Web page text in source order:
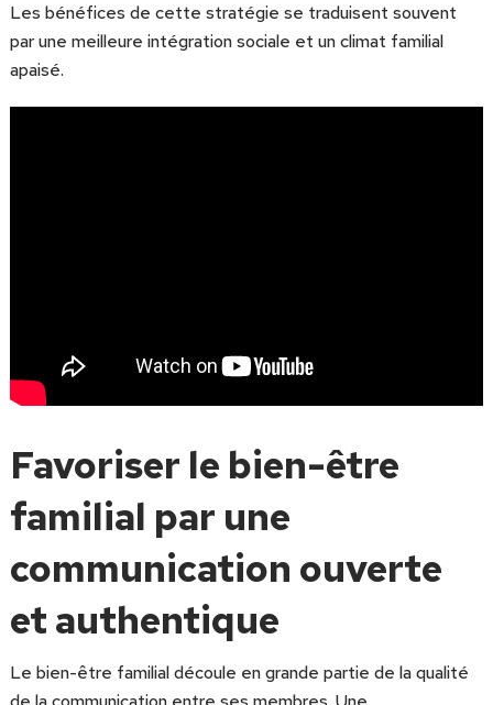
Les bénéfices de cette stratégie se traduisent souvent
par une meilleure intégration sociale et un climat familial
apaisé.
Favoriser le bien-être
familial par une
communication ouverte
et authentique
Le bien-être familial découle en grande partie de la qualité